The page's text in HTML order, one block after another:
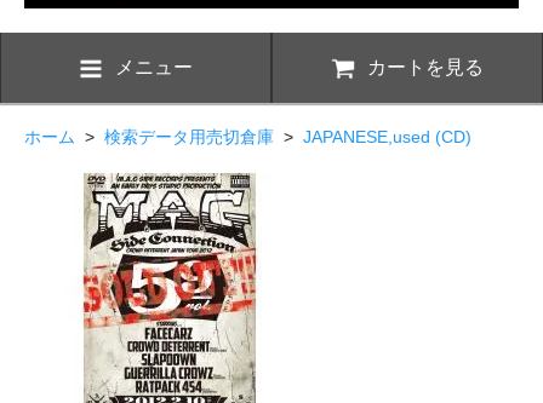
メニュー カートを見る
ホーム > 検索データ用売切倉庫 > JAPANESE,used (CD)